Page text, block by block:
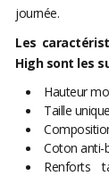
journée.
Les
High sont les
Hauteur
Taille
Coton anti-
Renforts